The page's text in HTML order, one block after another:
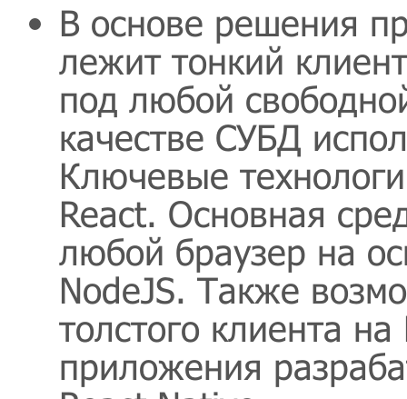
В основе решения
лежит тонкий
под любой
качестве СУБД
Ключевые
React. Основная
любой браузер на
NodeJS. Также
толстого клиента
приложения